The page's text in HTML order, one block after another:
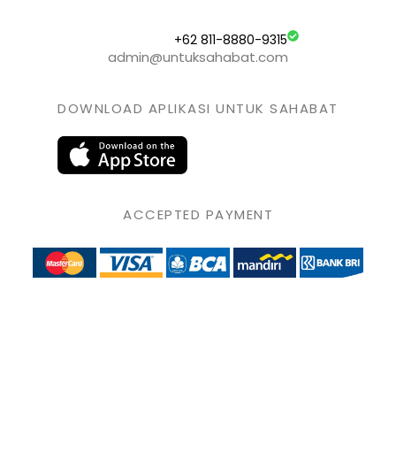
+62 811-8880-9315
admin@untuksahabat.com
DOWNLOAD APLIKASI UNTUK SAHABAT
ACCEPTED PAYMENT